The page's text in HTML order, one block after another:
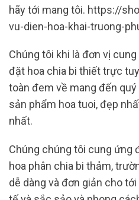
hãy tới mang tôi. https://
vu-dien-hoa-khai-truong-
Chúng tôi khi là đơn vị
đặt hoa chia bi thiết trực
toàn đem về mang đến
sản phẩm hoa tuoi, đẹp
nhất.
Chúng chúng tôi cung ứng
hoa phân chia bi thảm,
dễ dàng và đơn giản cho